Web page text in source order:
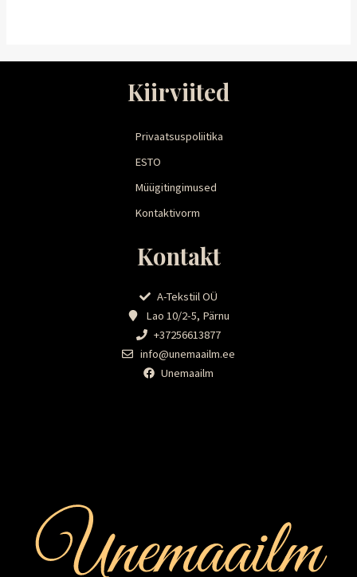
Kiirviited
Privaatsuspoliitika
ESTO
Müügitingimused
Kontaktivorm
Kontakt
A-Tekstiil OÜ
Lao 10/2-5, Pärnu
+37256613877
info@unemaailm.ee
Unemaailm